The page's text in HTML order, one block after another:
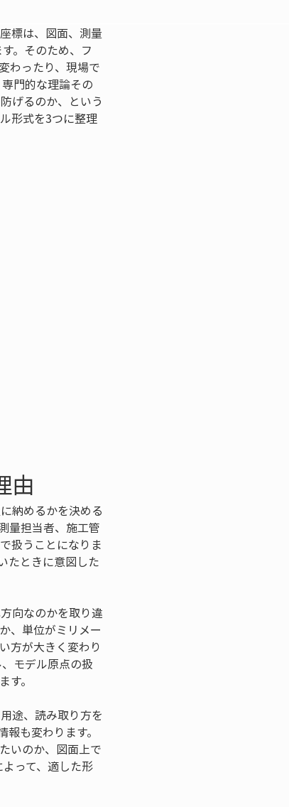
標は、図面、測量
。そのため、フ
わったり、現場で
門的な理論その
げるのか、という
形式を3つに整理
由
納めるかを決める
量担当者、施工管
扱うことになりま
たときに意図した
向なのかを取り違
、単位がミリメー
方が大きく変わり
モデル原点の扱
。
途、読み取り方を
も変わります。
いのか、図面上で
って、適した形